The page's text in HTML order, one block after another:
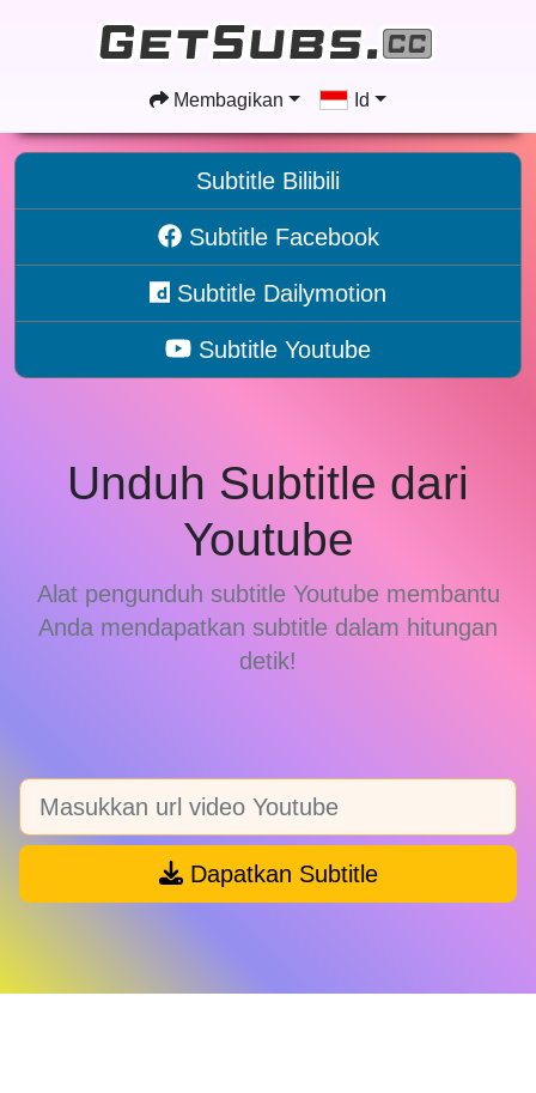
Membagikan Id
Subtitle Bilibili
Subtitle Facebook
Subtitle Dailymotion
Subtitle Youtube
Unduh Subtitle dari
Youtube
Alat pengunduh subtitle Youtube membantu
Anda mendapatkan subtitle dalam hitungan
detik!
Dapatkan Subtitle